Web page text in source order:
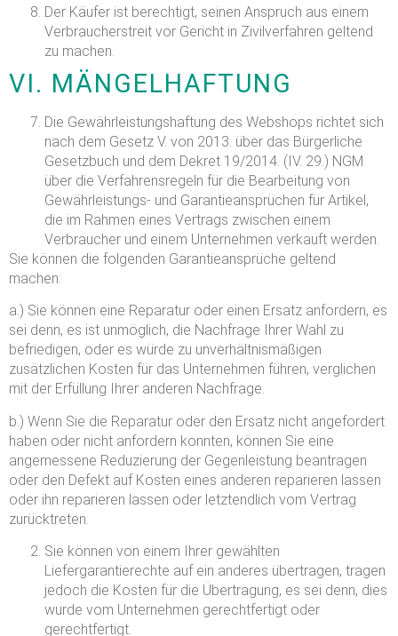
Der Käufer ist berechtigt, seinen Anspruch aus einem
Verbraucherstreit vor Gericht in Zivilverfahren geltend
zu machen.
VI. MÄNGELHAFTUNG
Die Gewährleistungshaftung des Webshops richtet sich
nach dem Gesetz V. von 2013. über das Bürgerliche
Gesetzbuch und dem Dekret 19/2014. (IV. 29.) NGM
über die Verfahrensregeln für die Bearbeitung von
Gewährleistungs- und Garantieansprüchen für Artikel,
die im Rahmen eines Vertrags zwischen einem
Verbraucher und einem Unternehmen verkauft werden.
Sie können die folgenden Garantieansprüche geltend
machen:
a.) Sie können eine Reparatur oder einen Ersatz anfordern, es
sei denn, es ist unmöglich, die Nachfrage Ihrer Wahl zu
befriedigen, oder es würde zu unverhältnismäßigen
zusätzlichen Kosten für das Unternehmen führen, verglichen
mit der Erfüllung Ihrer anderen Nachfrage.
b.) Wenn Sie die Reparatur oder den Ersatz nicht angefordert
haben oder nicht anfordern konnten, können Sie eine
angemessene Reduzierung der Gegenleistung beantragen
oder den Defekt auf Kosten eines anderen reparieren lassen
oder ihn reparieren lassen oder letztendlich vom Vertrag
zurücktreten.
Sie können von einem Ihrer gewählten
Liefergarantierechte auf ein anderes übertragen, tragen
jedoch die Kosten für die Übertragung, es sei denn, dies
wurde vom Unternehmen gerechtfertigt oder
gerechtfertigt.